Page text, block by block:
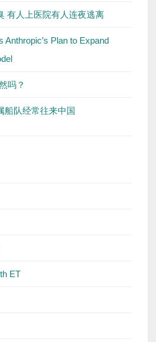
有人上医院有人连夜逃离
Anthropic’s Plan to Expand
吗？
船队经常往来中国
ET